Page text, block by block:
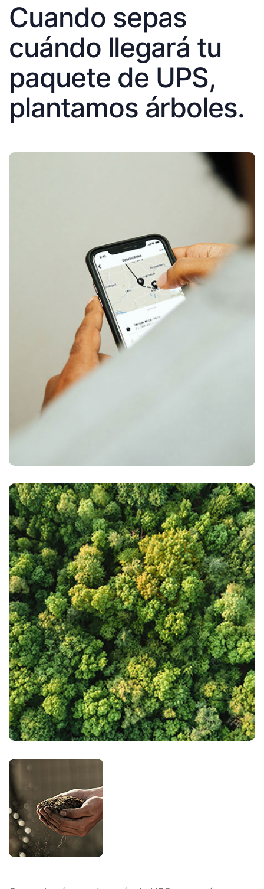
Cuando sepas
cuándo llegará tu
paquete de UPS,
plantamos árboles.